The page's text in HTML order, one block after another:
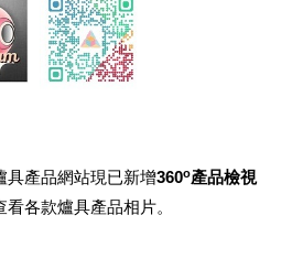
具產品網站現已新增360o產品檢視
各款爐具產品相片。